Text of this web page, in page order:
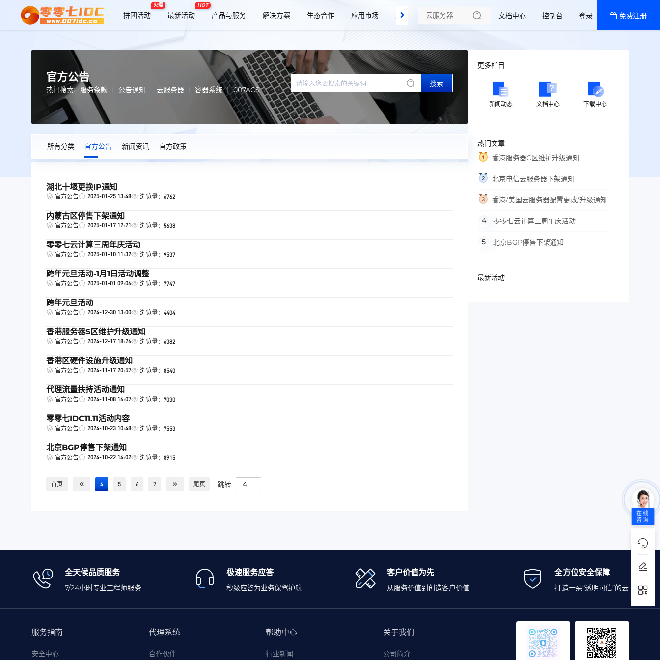
拼团活动
火爆
最新活动
HOT
产品与服务 解决方案 生态合作 应用市场 支持与服务
了解我们
文档中心 控制台 登录 免费注册
官方公告
热门搜索: 服务条款 公告通知 云服务器 容器系统 007ACS
搜索
所有分类 官方公告 新闻资讯 官方政策
湖北十堰更换IP通知
官方公告 2025-01-25 13:48 浏览量：6762
内蒙古区停售下架通知
官方公告 2025-01-17 12:21 浏览量：5638
零零七云计算三周年庆活动
官方公告 2025-01-10 11:32 浏览量：9537
跨年元旦活动-1月1日活动调整
官方公告 2025-01-01 09:06 浏览量：7747
跨年元旦活动
官方公告 2024-12-30 13:00 浏览量：4404
香港服务器S区维护升级通知
官方公告 2024-12-17 18:26 浏览量：6382
香港区硬件设施升级通知
官方公告 2024-11-17 20:57 浏览量：8540
代理流量扶持活动通知
官方公告 2024-11-08 16:07 浏览量：7030
零零七IDC11.11活动内容
官方公告 2024-10-23 10:48 浏览量：7553
北京BGP停售下架通知
官方公告 2024-10-22 14:02 浏览量：8915
首页 4 5 6 7 尾页 跳转
更多栏目
新闻动态 文档中心 下载中心
热门文章
香港服务器C区维护升级通知
北京电信云服务器下架通知
香港/美国云服务器配置更改/升级通知
零零七云计算三周年庆活动
北京BGP停售下架通知
最新活动
全天候品质服务
7/24小时专业工程师服务
极速服务应答
秒级应答为业务保驾护航
客户价值为先
从服务价值到创造客户价值
全方位安全保障
打造一朵“透明可信”的云
服务指南
安全中心
代理系统
合作伙伴
帮助中心
行业新闻
关于我们
公司简介
在线
咨询